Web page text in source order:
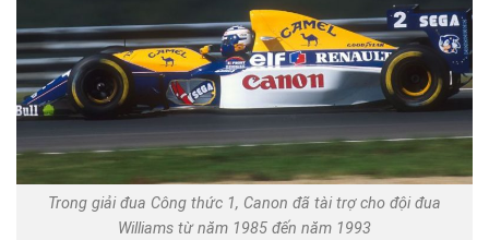
Trong giải đua Công thức 1, Canon đã tài trợ cho đội đua
Williams từ năm 1985 đến năm 1993